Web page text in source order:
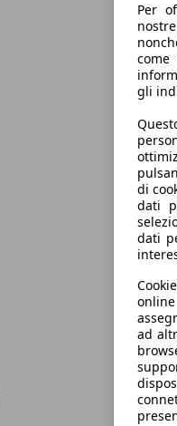
Per
come
gli
di
dati
dati
ad